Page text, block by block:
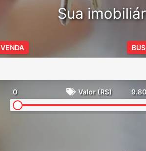
Sua
VENDA
0 Valor (R$)